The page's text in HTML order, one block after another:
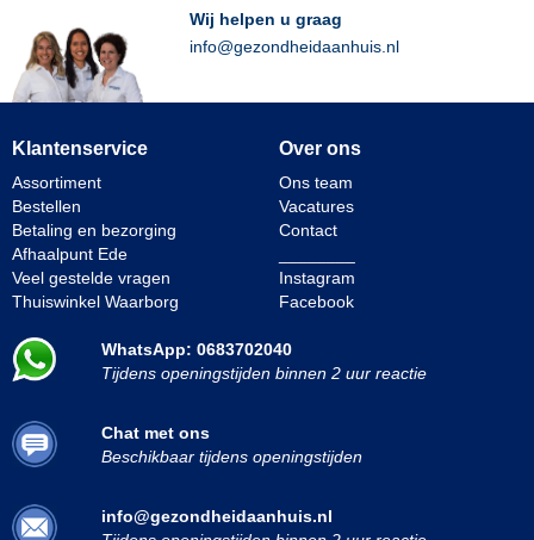
Wij helpen u graag
info@gezondheidaanhuis.nl
Klantenservice
Assortiment
Bestellen
Betaling en bezorging
Afhaalpunt Ede
Veel gestelde vragen
Thuiswinkel Waarborg
Over ons
Ons team
Vacatures
Contact
Instagram
Facebook
WhatsApp: 0683702040
Tijdens openingstijden binnen 2 uur reactie
Chat met ons
Beschikbaar tijdens openingstijden
info@gezondheidaanhuis.nl